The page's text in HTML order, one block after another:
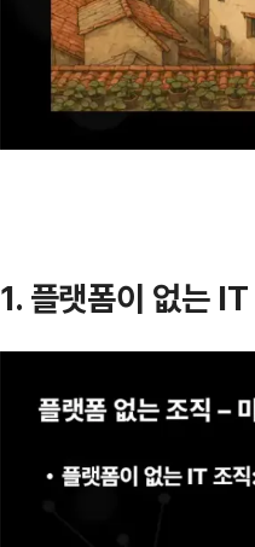
1. 플랫폼이 없는